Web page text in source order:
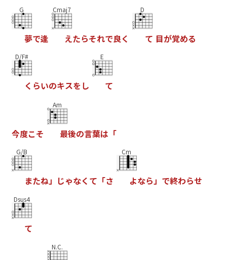
G
夢で逢
Cmaj7
えたらそれで良く
D
て 目が覚める
D/F#
く らいのキスをし
E
て
今度こそ
Am
最後の言葉は 「
G/B
またね」 じゃなく て 「さ
Cm
よなら」 で終わらせ
Dsus4
て
N.C.